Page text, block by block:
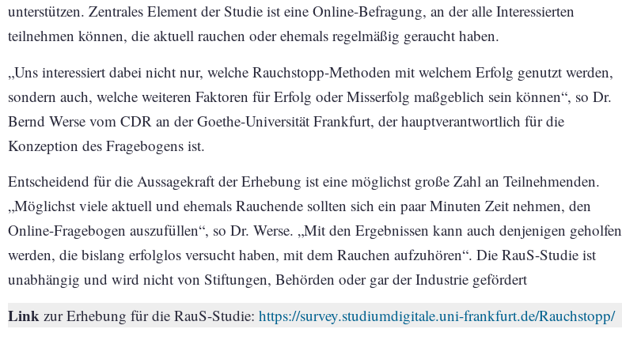
unterstützen. Zentrales Element der Studie ist eine Online-Befragung, an der alle Interessierten
teilnehmen können, die aktuell rauchen oder ehemals regelmäßig geraucht haben.
„Uns interessiert dabei nicht nur, welche Rauchstopp-Methoden mit welchem Erfolg genutzt werden,
sondern auch, welche weiteren Faktoren für Erfolg oder Misserfolg maßgeblich sein können“, so Dr.
Bernd Werse vom CDR an der Goethe-Universität Frankfurt, der hauptverantwortlich für die
Konzeption des Fragebogens ist.
Entscheidend für die Aussagekraft der Erhebung ist eine möglichst große Zahl an Teilnehmenden.
„Möglichst viele aktuell und ehemals Rauchende sollten sich ein paar Minuten Zeit nehmen, den
Online-Fragebogen auszufüllen“, so Dr. Werse. „Mit den Ergebnissen kann auch denjenigen geholfen
werden, die bislang erfolglos versucht haben, mit dem Rauchen aufzuhören“. Die RauS-Studie ist
unabhängig und wird nicht von Stiftungen, Behörden oder gar der Industrie gefördert
Link zur Erhebung für die RauS-Studie: https://survey.studiumdigitale.uni-frankfurt.de/Rauchstopp/